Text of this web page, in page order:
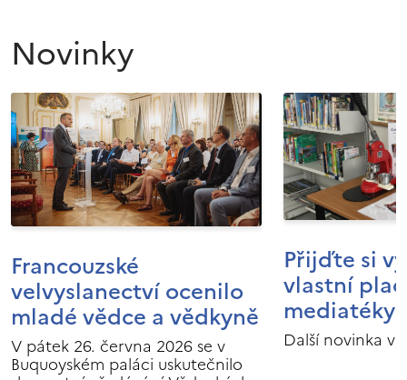
Novinky
Francouzské
velvyslanectví ocenilo
mladé vědce a vědkyně
V pátek 26. června 2026 se v
Buquoyském paláci uskutečnilo
Přijďte si
vlastní
mediatéky
Další novinka v